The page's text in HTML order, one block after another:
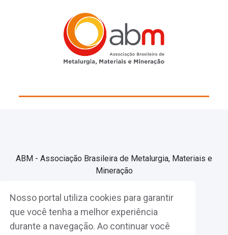
Nosso portal utiliza cookies para garantir
que você tenha a melhor experiência
durante a navegação. Ao continuar você
ABM - Associação Brasileira de Metalurgia, Materiais e
Mineração
Associe-se